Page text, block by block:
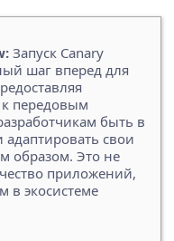
Запуск Canary
шаг вперед для
передовым
быть в
свои
образом. Это не
приложений,
в экосистеме